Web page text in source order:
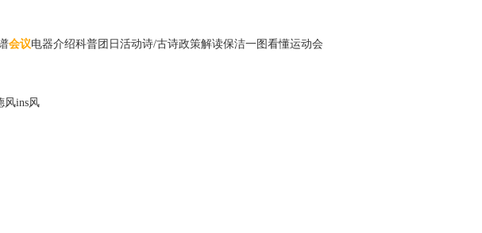
会议电器介绍科普团日活动诗/古诗政策解读保洁一图看懂运动会
风ins风